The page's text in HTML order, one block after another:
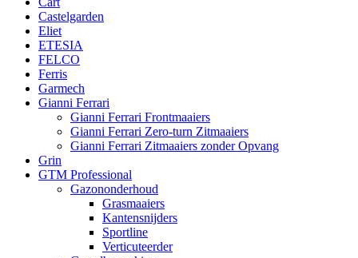
Castelgarden
Eliet
ETESIA
FELCO
Ferris
Garmech
Gianni Ferrari
Gianni Ferrari Frontmaaiers
Gianni Ferrari Zero-turn Zitmaaiers
Gianni Ferrari Zitmaaiers zonder Opvang
Grin
GTM Professional
Gazononderhoud
Grasmaaiers
Kantensnijders
Sportline
Verticuteerder